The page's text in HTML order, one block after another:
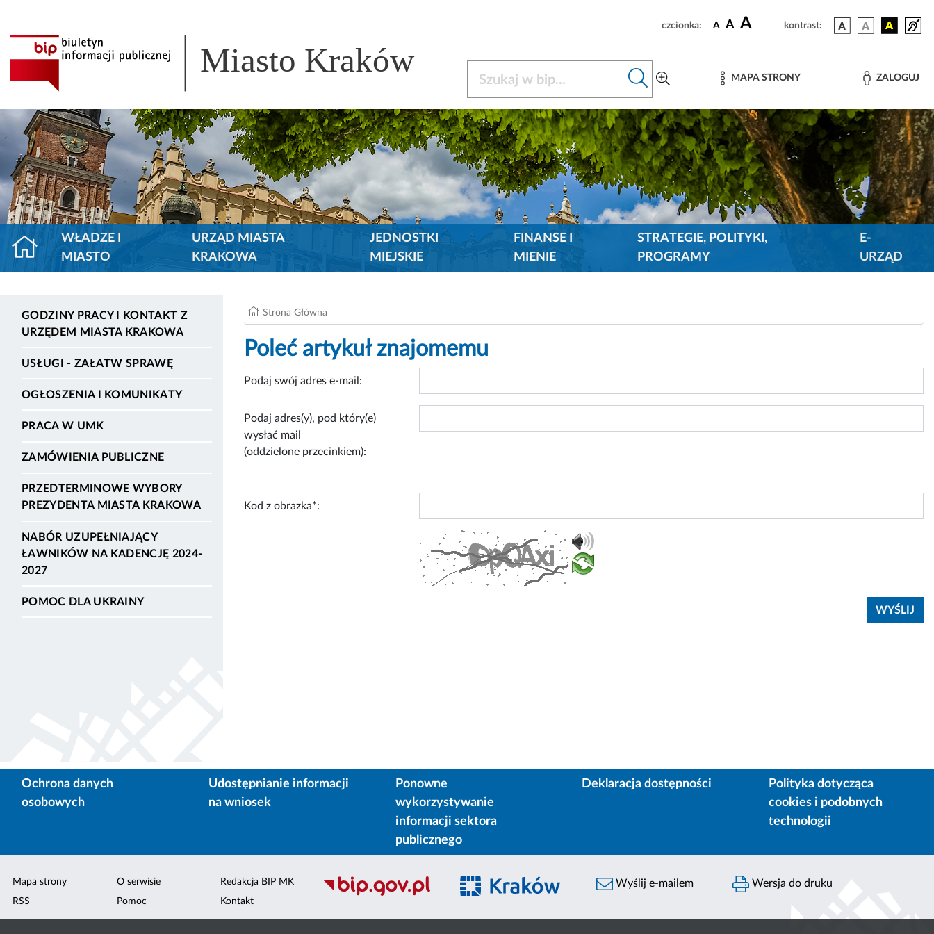
czcionka: A A A kontrast:
Miasto Kraków MAPA STRONY ZALOGUJ
WŁADZE I
MIASTO
URZĄD MIASTA
KRAKOWA
JEDNOSTKI
MIEJSKIE
FINANSE I
MIENIE
STRATEGIE, POLITYKI,
PROGRAMY
E-
URZĄD
GODZINY PRACY I KONTAKT Z
URZĘDEM MIASTA KRAKOWA
USŁUGI - ZAŁATW SPRAWĘ
OGŁOSZENIA I KOMUNIKATY
PRACA W UMK
ZAMÓWIENIA PUBLICZNE
PRZEDTERMINOWE WYBORY
PREZYDENTA MIASTA KRAKOWA
NABÓR UZUPEŁNIAJĄCY
ŁAWNIKÓW NA KADENCJĘ 2024-
2027
POMOC DLA UKRAINY
Strona Główna
Poleć artykuł znajomemu
Podaj swój adres e-mail:
Podaj adres(y), pod który(e)
wysłać mail
(oddzielone przecinkiem):
Kod z obrazka*:
Ochrona danych
osobowych
Udostępnianie informacji
na wniosek
Ponowne
wykorzystywanie
informacji sektora
publicznego
Deklaracja dostępności
Polityka dotycząca
cookies i podobnych
technologii
Mapa strony
RSS
O serwisie
Pomoc
Redakcja BIP MK
Kontakt
Wyślij e-mailem Wersja do druku